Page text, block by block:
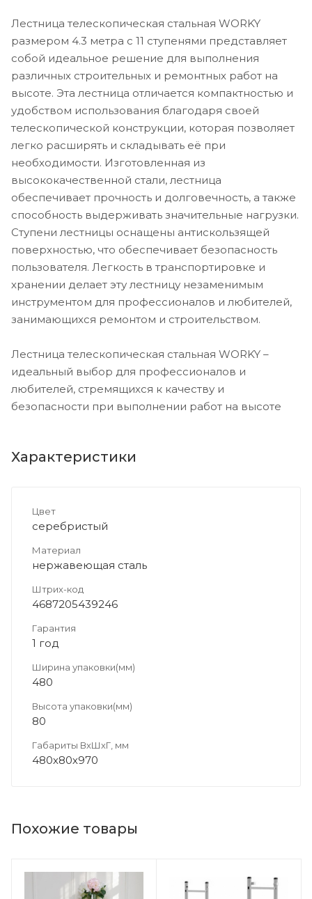
Лестница телескопическая стальная WORKY
размером 4.3 метра с 11 ступенями представляет
собой идеальное решение для выполнения
различных строительных и ремонтных работ на
высоте. Эта лестница отличается компактностью и
удобством использования благодаря своей
телескопической конструкции, которая позволяет
легко расширять и складывать её при
необходимости. Изготовленная из
высококачественной стали, лестница
обеспечивает прочность и долговечность, а также
способность выдерживать значительные нагрузки.
Ступени лестницы оснащены антискользящей
поверхностью, что обеспечивает безопасность
пользователя. Легкость в транспортировке и
хранении делает эту лестницу незаменимым
инструментом для профессионалов и любителей,
занимающихся ремонтом и строительством.
Лестница телескопическая стальная WORKY –
идеальный выбор для профессионалов и
любителей, стремящихся к качеству и
безопасности при выполнении работ на высоте
Характеристики
Цвет
серебристый
Материал
нержавеющая сталь
Штрих-код
4687205439246
Гарантия
1 год
Ширина упаковки(мм)
480
Высота упаковки(мм)
80
Габариты ВхШхГ, мм
480х80х970
Похожие товары